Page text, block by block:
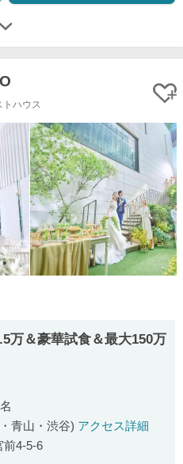
トハウス
万＆豪華試食＆最大150万
ミ評価
青山・渋谷) アクセス詳細
前4-5-6